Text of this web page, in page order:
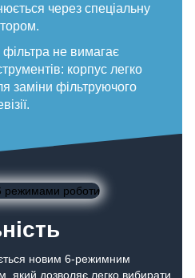
через спеціальну
не вимагає
корпус легко
заміни фільтруючого
новим 6-режимним
який дозволяє легко вибирати